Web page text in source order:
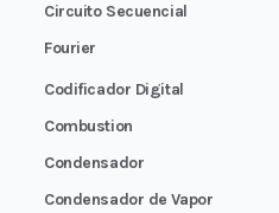
Circuito Secuencial
Fourier
Codificador Digital
Combustion
Condensador
Condensador de Vapor